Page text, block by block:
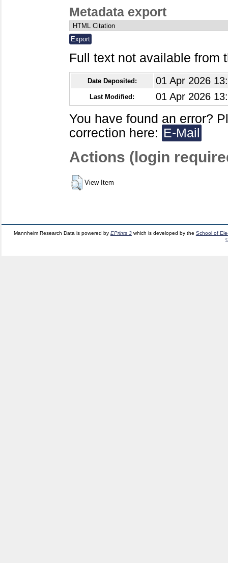
Metadata export
Full text not available from
Date Deposited: 01 Apr 2026
Last Modified: 01 Apr 2026
You have found an error?
correction here: E-Mail
Actions (login
View Item
Mannheim Research Data is powered by EPrints 3which is developed by the School of